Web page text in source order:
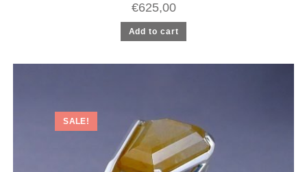
€625,00
Add to cart
SALE!